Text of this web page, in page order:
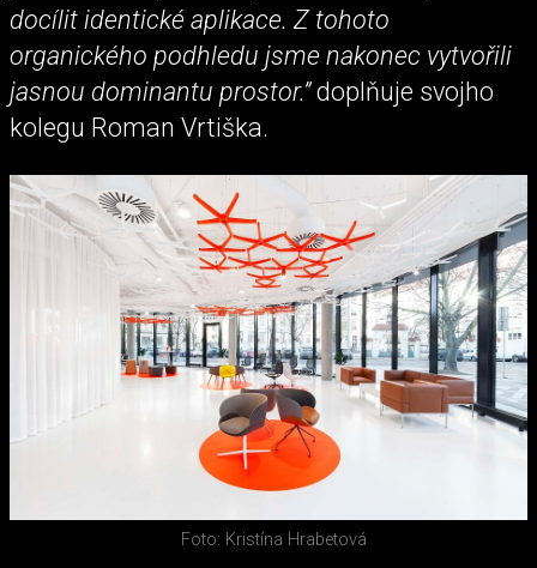
docílit identické aplikace. Z tohoto
organického podhledu jsme nakonec vytvořili
jasnou dominantu prostor.”doplňuje svojho
kolegu Roman Vrtiška.
Foto: Kristína Hrabetová